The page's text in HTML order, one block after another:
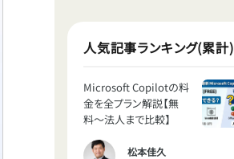
人気記事ランキング(累計)
Microsoft Copilotの料
金を全プラン解説【無
料〜法人まで比較】
松本佳久